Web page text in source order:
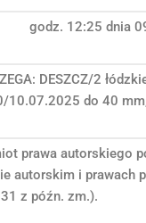
godz. 12:25 dnia
DESZCZ/2
10.07.2025 do 40
prawa autorskiego
autorskim i prawach
z późn. zm.).